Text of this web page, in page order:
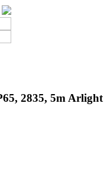
2835, 5m Arlight